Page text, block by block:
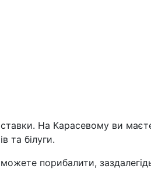
На Карасевому ви
та білуги.
порибалити,